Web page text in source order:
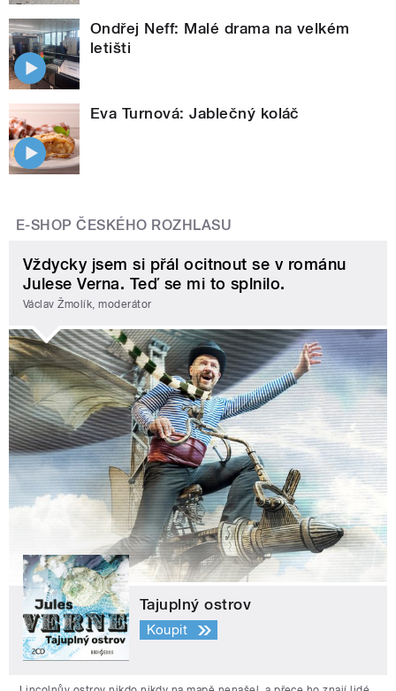
Ondřej Neff: Malé drama na velkém
letišti
Eva Turnová: Jablečný koláč
E-SHOP ČESKÉHO ROZHLASU
Vždycky jsem si přál ocitnout se v románu
Julese Verna. Teď se mi to splnilo.
Václav Žmolík, moderátor
Tajuplný ostrov
Koupit